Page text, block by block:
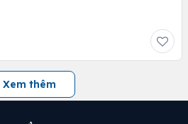
Xem thêm